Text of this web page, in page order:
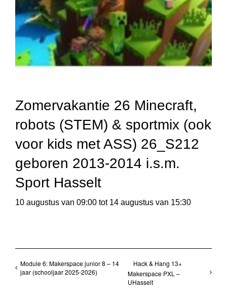
Zomervakantie 26 Minecraft,
robots (STEM) & sportmix (ook
voor kids met ASS) 26_S212
geboren 2013-2014 i.s.m.
Sport Hasselt
10 augustus van 09:00 tot 14 augustus van 15:30
Module 6: Makerspace junior 8 – 14
jaar (schooljaar 2025-2026)
Hack & Hang 13+
Makerspace PXL –
UHasselt